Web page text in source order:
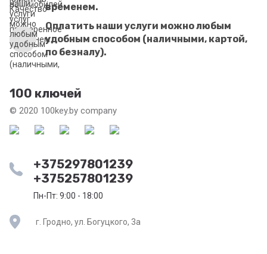
временем.
Оплатить наши услуги можно любым
удобным способом (наличными, картой,
по безналу).
100 ключей
© 2020 100key.by company
+375297801239
+375257801239
Пн-Пт: 9:00 - 18:00
г. Гродно, ул. Богуцкого, 3а